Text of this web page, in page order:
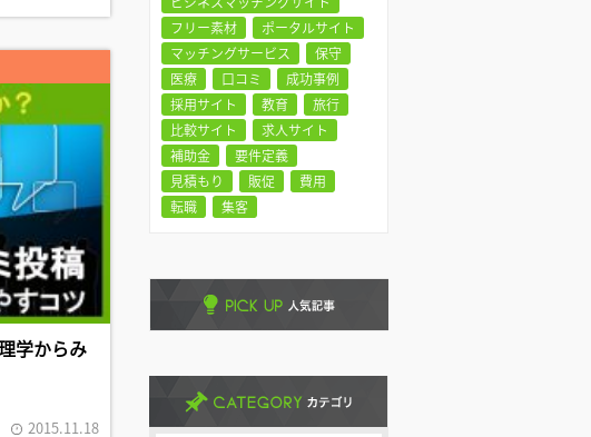
学からみ
2015.11.18
フリー素材
ポータルサイト
マッチングサービス
保守
医療
口コミ
成功事例
採用サイト
教育
旅行
比較サイト
求人サイト
補助金
要件定義
見積もり
販促
費用
転職
集客